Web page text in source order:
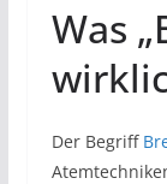
Was
Der Begriff